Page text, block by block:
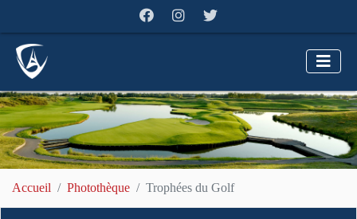
Accueil Photothèque Trophées du Golf